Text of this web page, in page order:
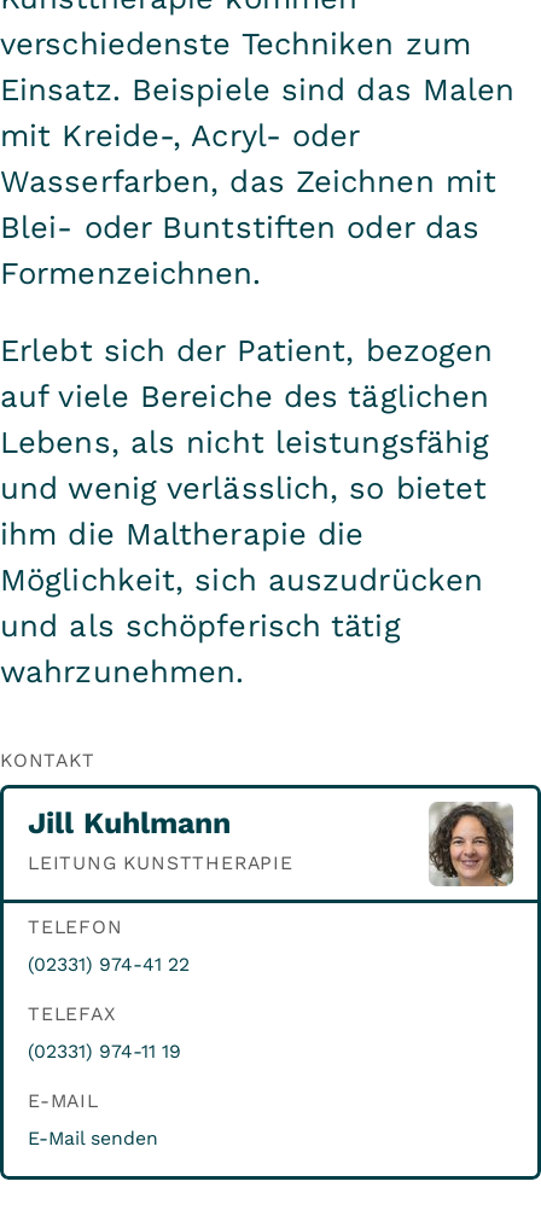
verschiedenste Techniken zum
Einsatz. Beispiele sind das Malen
mit Kreide-, Acryl- oder
Wasserfarben, das Zeichnen mit
Blei- oder Buntstiften oder das
Formenzeichnen.
Erlebt sich der Patient, bezogen
auf viele Bereiche des täglichen
Lebens, als nicht leistungsfähig
und wenig verlässlich, so bietet
ihm die Maltherapie die
Möglichkeit, sich auszudrücken
und als schöpferisch tätig
wahrzunehmen.
KONTAKT
Jill Kuhlmann
LEITUNG KUNSTTHERAPIE
TELEFON
(02331) 974-41 22
TELEFAX
(02331) 974-11 19
E-MAIL
E-Mail senden